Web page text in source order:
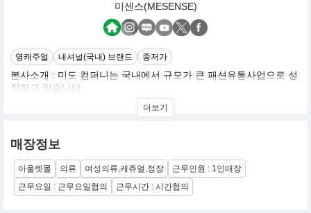
미센스(MESENSE)
영캐주얼 내셔널(국내) 브랜드 중저가
본사소개 : 미도 컴퍼니는 국내에서 규모가 큰 패션유통사업으로 성
장하고 있습니다.
더 나아가 저희 미도는 적극적인 브랜드 사업으로 한국의 브랜드, 한
국의 문화를 세계까지 전파해 나갈 생각입니다.
현재 브랜드로는 미센스, 반에이크
미센스 연간매출 550억
반에이크 연간매출 200억
타 깃 : Main 27 ~ 32세, Sub 25 ~ 35세
더보기
매장정보
아울렛몰 의류 여성의류,캐쥬얼,정장
근무인원 : 1인매장
근무요일 : 근무요일협의
근무시간 : 시간협의